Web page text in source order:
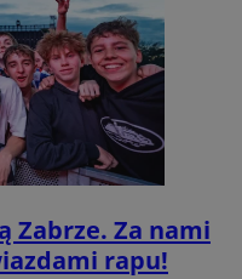
Zabrze. Za nami
rapu!